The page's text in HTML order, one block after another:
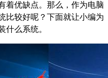
着优缺点。那么，作为电脑
比较好呢？下面就让小编为
什么系统。